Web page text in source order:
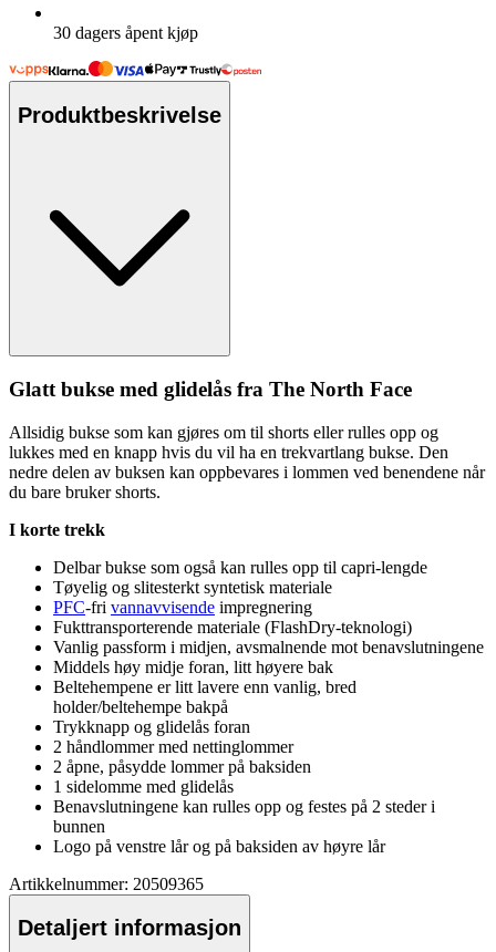
30 dagers åpent kjøp
Produktbeskrivelse
Glatt bukse med glidelås fra The North Face
Allsidig bukse som kan gjøres om til shorts eller rulles opp og
lukkes med en knapp hvis du vil ha en trekvartlang bukse. Den
nedre delen av buksen kan oppbevares i lommen ved benendene når
du bare bruker shorts.
I korte trekk
Delbar bukse som også kan rulles opp til capri-lengde
Tøyelig og slitesterkt syntetisk materiale
PFC-fri vannavvisende impregnering
Fukttransporterende materiale (FlashDry-teknologi)
Vanlig passform i midjen, avsmalnende mot benavslutningene
Middels høy midje foran, litt høyere bak
Beltehempene er litt lavere enn vanlig, bred
holder/beltehempe bakpå
Trykknapp og glidelås foran
2 håndlommer med nettinglommer
2 åpne, påsydde lommer på baksiden
1 sidelomme med glidelås
Benavslutningene kan rulles opp og festes på 2 steder i
bunnen
Logo på venstre lår og på baksiden av høyre lår
Artikkelnummer: 20509365
Detaljert informasjon